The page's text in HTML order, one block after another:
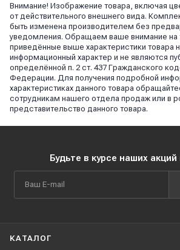
Внимание! Изображение товара, включая
от действительного внешнего вида.
быть изменена производителем без
уведомления. Обращаем ваше внимание на
приведённые выше характеристики товара
информационный характер и не являются
определённой п. 2 ст. 437 Гражданского
Федерации. Для получения подробной
характеристиках данного товара
сотрудникам нашего отдела продаж или в
представительство данного товара.
Будьте в курсе наших
КАТАЛОГ